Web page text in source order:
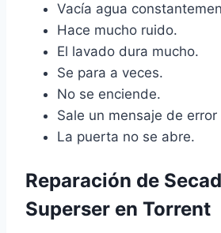
Vacía agua
Hace mucho ruido.
El lavado dura mucho.
Se para a veces.
No se enciende.
Sale un mensaje de error
La puerta no se abre.
Reparación de
Superser en Torrent